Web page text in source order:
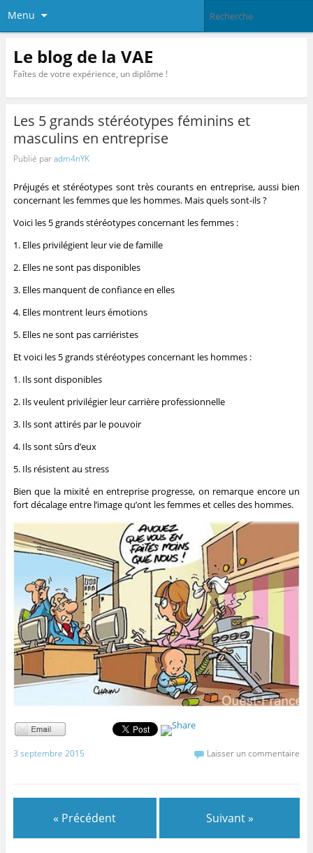
Menu
Le blog de la VAE
Faîtes de votre expérience, un diplôme !
Les 5 grands stéréotypes féminins et
masculins en entreprise
Publié paradm4nYK
Préjugés et stéréotypes sont très courants en entreprise, aussi bien
concernant les femmes que les hommes. Mais quels sont-ils ?
Voici les 5 grands stéréotypes concernant les femmes :
1. Elles privilégient leur vie de famille
2. Elles ne sont pas disponibles
3. Elles manquent de confiance en elles
4. Elles montrent leurs émotions
5. Elles ne sont pas carriéristes
Et voici les 5 grands stéréotypes concernant les hommes :
1. Ils sont disponibles
2. Ils veulent privilégier leur carrière professionnelle
3. Ils sont attirés par le pouvoir
4. Ils sont sûrs d’eux
5. Ils résistent au stress
Bien que la mixité en entreprise progresse, on remarque encore un
fort décalage entre l’image qu’ont les femmes et celles des hommes.
3 septembre 2015 Laisser un commentaire
« Précédent Suivant »